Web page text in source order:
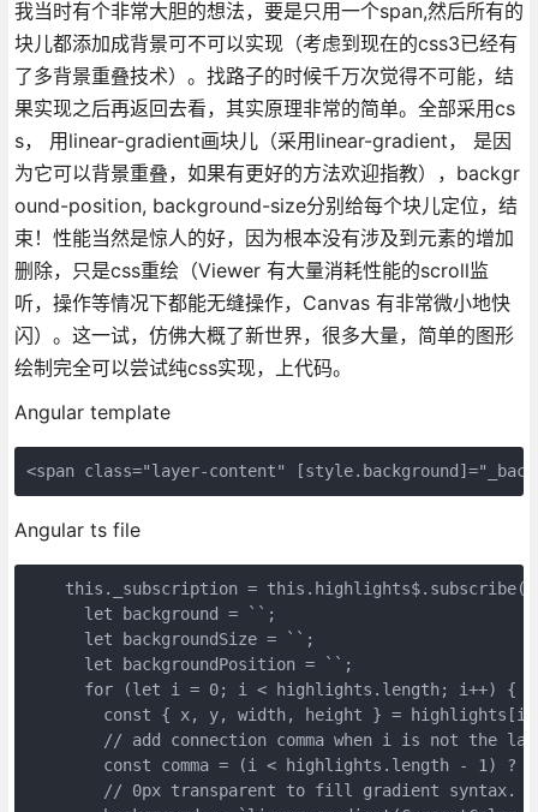
我当时有个非常大胆的想法，要是只用一个span,然后所有的
块儿都添加成背景可不可以实现（考虑到现在的css3已经有
了多背景重叠技术）。找路子的时候千万次觉得不可能，结
果实现之后再返回去看，其实原理非常的简单。全部采用cs
s， 用linear-gradient画块儿（采用linear-gradient， 是因
为它可以背景重叠，如果有更好的方法欢迎指教），backgr
ound-position, background-size分别给每个块儿定位，结
束！性能当然是惊人的好，因为根本没有涉及到元素的增加
删除，只是css重绘（Viewer 有大量消耗性能的scroll监
听，操作等情况下都能无缝操作，Canvas 有非常微小地快
闪）。这一试，仿佛大概了新世界，很多大量，简单的图形
绘制完全可以尝试纯css实现，上代码。
Angular template
<span class="layer-content"
Angular ts file
this._subscription =
      let background = ``;
      let backgroundSize = ``;
      let backgroundPosition = ``;
      for (let i = 0; i < highlights.length; i++) {
const { x, y, width, height } =
// add connection comma when i is not the
const comma = (i < highlights.length - 1) ?
        // 0px transparent to fill gradient syntax.